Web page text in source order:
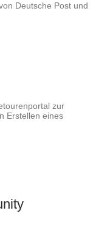
Deutsche Post und
zur
Erstellen eines